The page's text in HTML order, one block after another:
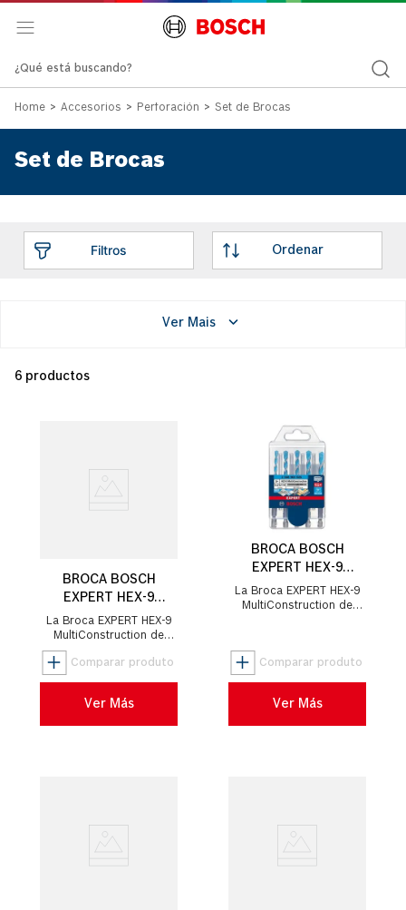
Accesorios Perforación Set de Brocas
Set de Brocas
Ver Mais
6 productos
BROCA BOSCH
EXPERT HEX-9
MULTICONSTRUCTION
4/5/6/6/8 5UND
La Broca EXPERT HEX-9
MultiConstruction de
Bosch La Broca HEX-9
MultiConstruction ofrece
Ver Más
BROCA BOSCH
EXPERT HEX-9
MULTICONSTRUCTION
5,5/6/6/7/8 5UND
La Broca EXPERT HEX-9
MultiConstruction de
una perforación estable y
prec...
Ver Más